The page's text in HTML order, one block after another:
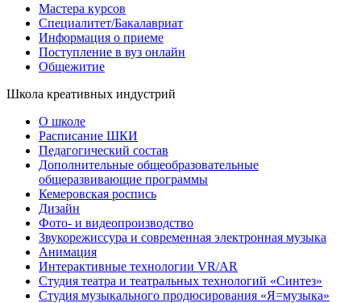
Мастера курсов
Специалитет/Бакалавриат
Информация о приеме
Поступление в вуз онлайн
Общежитие
Школа креативных индустрий
О школе
Расписание ШКИ
Педагогический состав
Дополнительные общеобразовательные
общеразвивающие программы
Кемеровская роспись
Дизайн
Фото- и видеопроизводство
Звукорежиссура и современная электронная музыка
Анимация
Интерактивные технологии VR/AR
Студия театра и театральных технологий «Синтез»
Студия музыкального продюсирования «Я=музыка»